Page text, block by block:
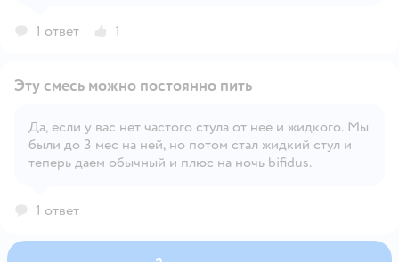
1 ответ 1
Открыть вопрос
Эту смесь можно постоянно пить
Да, если у вас нет частого стула от нее и жидкого. Мы
были до 3 мес на ней, но потом стал жидкий стул и
теперь даем обычный и плюс на ночь bifidus.
1 ответ